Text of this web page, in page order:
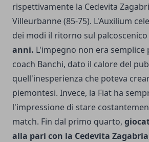
rispettivamente la Cedevita
Villeurbanne (85-75). L'Auxilium
dei modi il ritorno sul
anni. L'impegno non era semplice
coach Banchi, dato il calore del
quell'inesperienza che poteva
piemontesi. Invece, la Fiat ha
l'impressione di stare
match. Fin dal primo quarto,
alla pari con la Cedevita Zagabria